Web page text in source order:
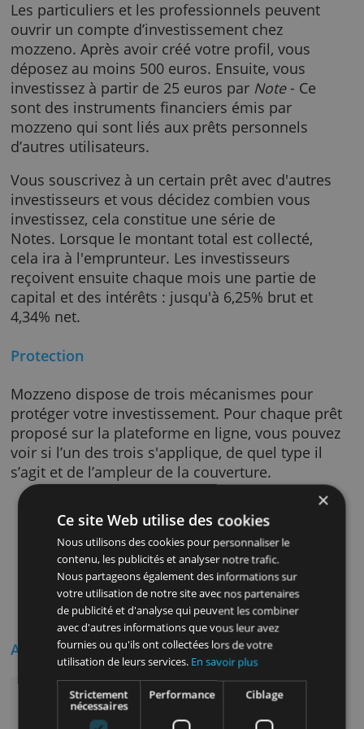
protection.
Comment ça marche ?
Les particuliers et les professionnels peuvent
ouvrir un compte d’investissement chez
mozzeno. Après avoir créé votre profil, vous
déposez au moins 500 euros. Ensuite, vous
investissez à partir de 25 euros parNote
sont des instruments financiers émis par
mozzeno qui sont liés aux prêts personnels
d’autres utilisateurs.
Vous souscrivez à un certain prêt avec
investisseurs et vous décidez combien vous
investissez, cela constitue une série de
cela ira à l'emprunteur. Les investisseurs
reçoivent ensuite chaque mois une partie de
capital et des intérêts : jusqu'à 6,25% brut et
4,34% net.
Protection
Mozzeno dispose de trois mécanismes pour
protéger votre investissement. Pour chaque
proposé sur la plateforme en ligne, vous
voir si l’un des trois s'applique, de quel type
s’agit et de l’ampleur de la couverture.
Vous disposez d’abord de lagarantie Protect
échéances et le solde restant à payer. Si l'emprunteur ne
rembourse pas (à temps), Mozzeno et ses partenaires
le remboursement.
Ce site Web utilise des cookies
Nous utilisons des cookies pour personnaliser le